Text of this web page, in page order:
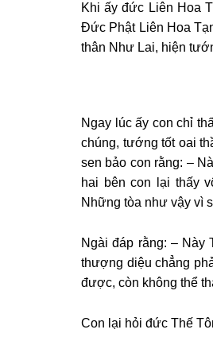
Khi ấy đức Liên Hoa
Đức Phật Liên Hoa
thân Như Lai, hiện
Ngay lúc ấy con chỉ
chúng, tướng tốt oai
sen bảo con rằng: –
hai bên con lại thấy
Những tòa như vậy vì
Ngài đáp rằng: –
thượng diệu chẳng
được, còn không thể
Con lại hỏi đức Thế